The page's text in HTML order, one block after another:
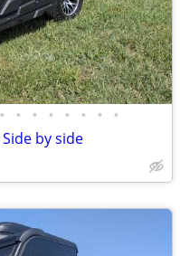
• • • • • • • •
by side